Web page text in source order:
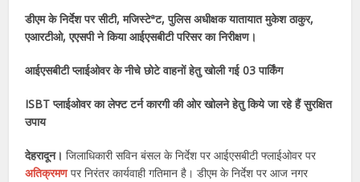
डीएम के निर्देश पर सीटी, मजिस्टेªट, पुलिस अधीक्षक यातायात मुकेश ठाकुर,
एआरटीओ, एएसपी ने किया आईएसबीटी परिसर का निरीक्षण।
आईएसबीटी प्लाईओवर के नीचे छोटे वाहनों हेतु खोली गई 03 पार्किंग
ISBTप्लाईओवर का लेफ्ट टर्न कारगी की ओर खोलने हेतु किये जा रहे हैं सुरक्षित
उपाय
देहरादून। जिलाधिकारी सविन बंसल के निर्देश पर आईएसबीटी फ्लाईओवर पर
अतिक्रमणपर निरंतर कार्यवाही गतिमान है। डीएम के निर्देश पर आज नगर